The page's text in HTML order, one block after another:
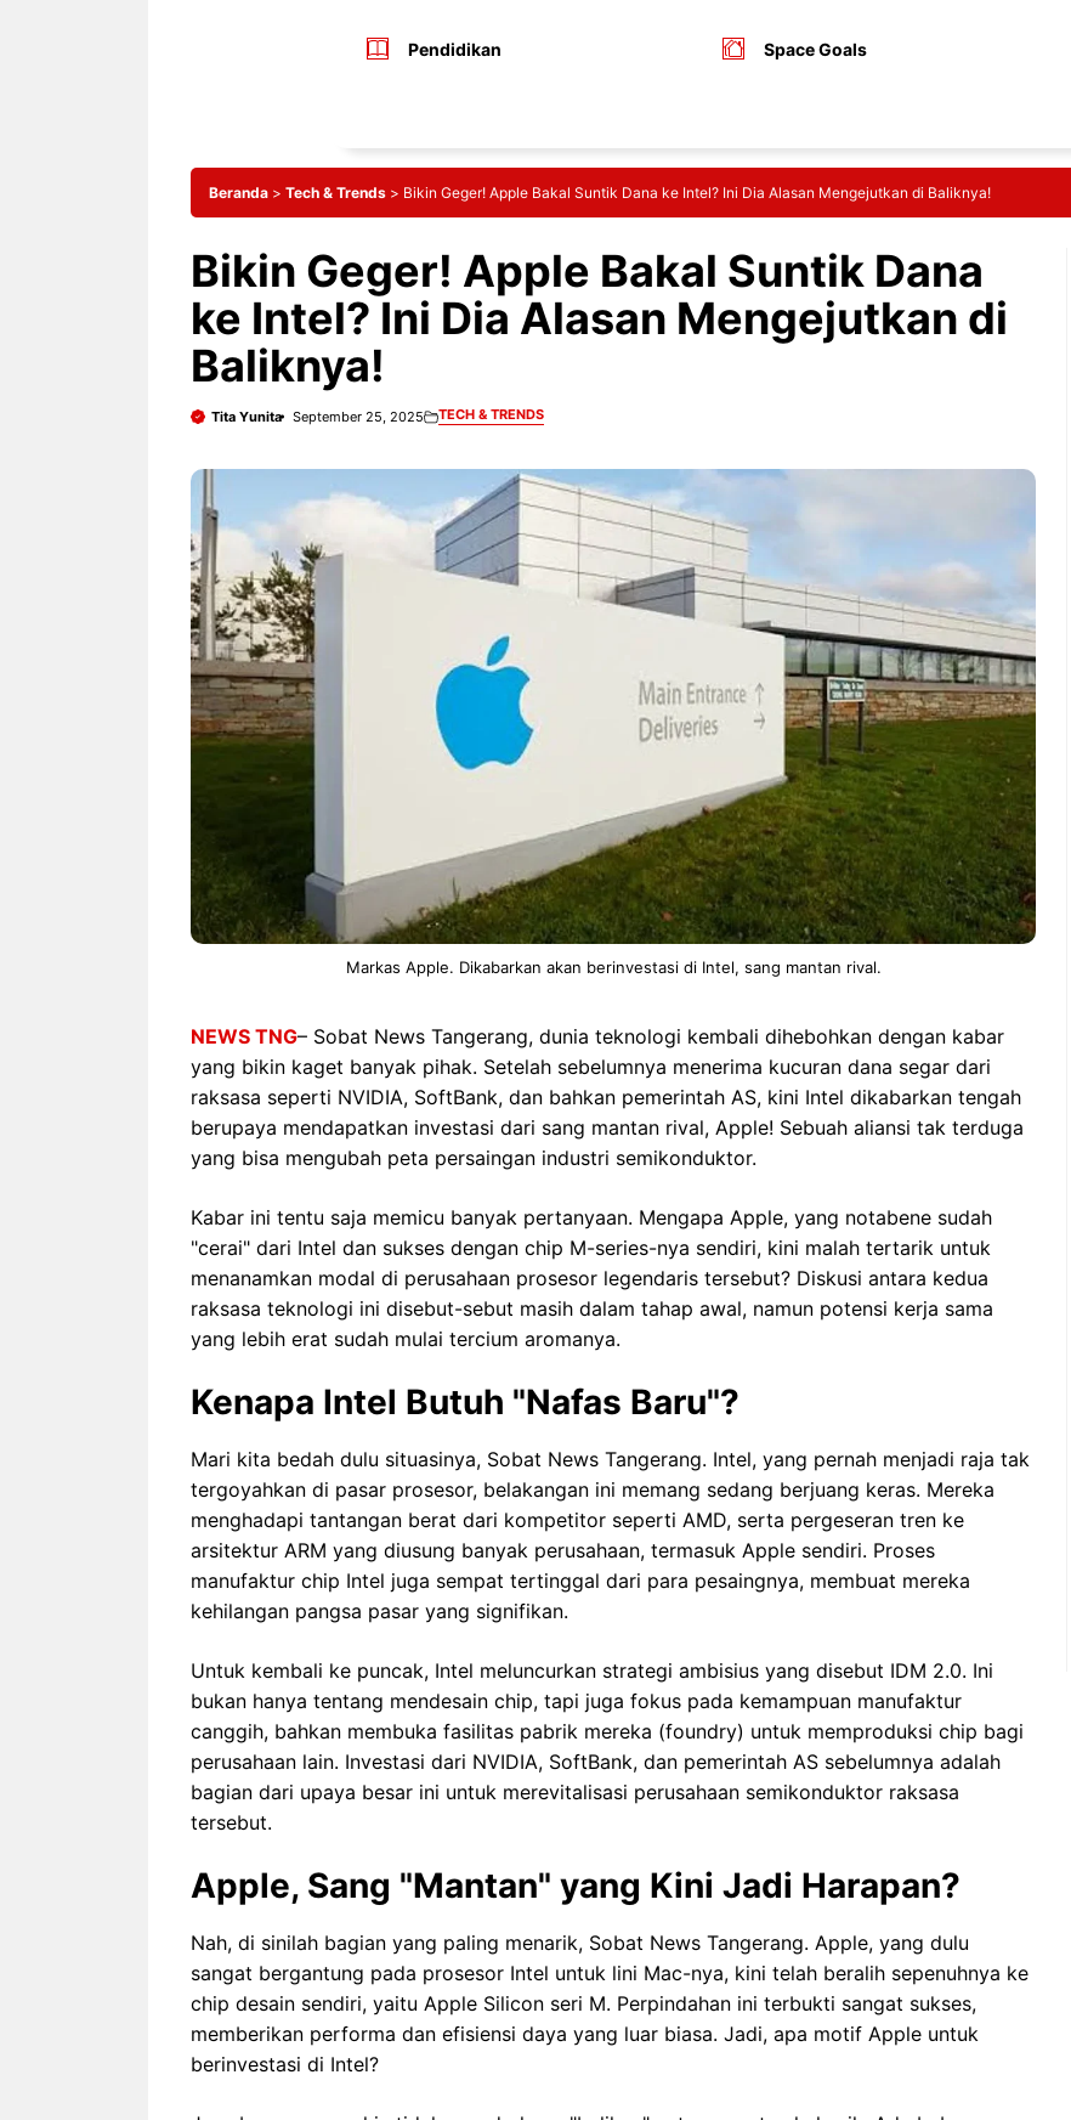
Pendidikan Space Goals
Beranda > Tech & Trends > Bikin Geger! Apple Bakal Suntik Dana ke Intel? Ini Dia Alasan Mengejutkan di Baliknya!
Bikin Geger! Apple Bakal Suntik Dana
ke Intel? Ini Dia Alasan Mengejutkan di
Baliknya!
Tita Yunita September 25, 2025 TECH & TRENDS
Markas Apple. Dikabarkan akan berinvestasi di Intel, sang mantan rival.
NEWS TNG– Sobat News Tangerang, dunia teknologi kembali dihebohkan dengan kabar
yang bikin kaget banyak pihak. Setelah sebelumnya menerima kucuran dana segar dari
raksasa seperti NVIDIA, SoftBank, dan bahkan pemerintah AS, kini Intel dikabarkan tengah
berupaya mendapatkan investasi dari sang mantan rival, Apple! Sebuah aliansi tak terduga
yang bisa mengubah peta persaingan industri semikonduktor.
Kabar ini tentu saja memicu banyak pertanyaan. Mengapa Apple, yang notabene sudah
"cerai" dari Intel dan sukses dengan chip M-series-nya sendiri, kini malah tertarik untuk
menanamkan modal di perusahaan prosesor legendaris tersebut? Diskusi antara kedua
raksasa teknologi ini disebut-sebut masih dalam tahap awal, namun potensi kerja sama
yang lebih erat sudah mulai tercium aromanya.
Kenapa Intel Butuh "Nafas Baru"?
Mari kita bedah dulu situasinya, Sobat News Tangerang. Intel, yang pernah menjadi raja tak
tergoyahkan di pasar prosesor, belakangan ini memang sedang berjuang keras. Mereka
menghadapi tantangan berat dari kompetitor seperti AMD, serta pergeseran tren ke
arsitektur ARM yang diusung banyak perusahaan, termasuk Apple sendiri. Proses
manufaktur chip Intel juga sempat tertinggal dari para pesaingnya, membuat mereka
kehilangan pangsa pasar yang signifikan.
Untuk kembali ke puncak, Intel meluncurkan strategi ambisius yang disebut IDM 2.0. Ini
bukan hanya tentang mendesain chip, tapi juga fokus pada kemampuan manufaktur
canggih, bahkan membuka fasilitas pabrik mereka (foundry) untuk memproduksi chip bagi
perusahaan lain. Investasi dari NVIDIA, SoftBank, dan pemerintah AS sebelumnya adalah
bagian dari upaya besar ini untuk merevitalisasi perusahaan semikonduktor raksasa
tersebut.
Apple, Sang "Mantan" yang Kini Jadi Harapan?
Nah, di sinilah bagian yang paling menarik, Sobat News Tangerang. Apple, yang dulu
sangat bergantung pada prosesor Intel untuk lini Mac-nya, kini telah beralih sepenuhnya ke
chip desain sendiri, yaitu Apple Silicon seri M. Perpindahan ini terbukti sangat sukses,
memberikan performa dan efisiensi daya yang luar biasa. Jadi, apa motif Apple untuk
berinvestasi di Intel?
NEWS TNG– Siapa sangka, dua
nama besar di dunia hiburan,
Nunung Srimulat dan Vicky
Prasetyo, kini merambah dunia
kuliner dengan ...
Nunung Srimulat & Vicky
Ayam Panggang! Cuma Rp
NEWS TNG– Bandung –
Menyambut pergantian tahun
2026, restoran all you can eat
Kakkoii All You Can Eat Bandung
menghadirkan ...
Sambut 2026, Kakkoii
Bandung Hadirkan Pesta All
kamu mulai ngerjain sesuatu cuma
buat iseng-iseng, eh ternyata malah
jadi peluang bisnis yang
menguntungkan? ...
Dari Iseng Jadi Cuan: Kisah
TUM_ATUL yang Ubah
Hampers Jadi Bisnis Kece